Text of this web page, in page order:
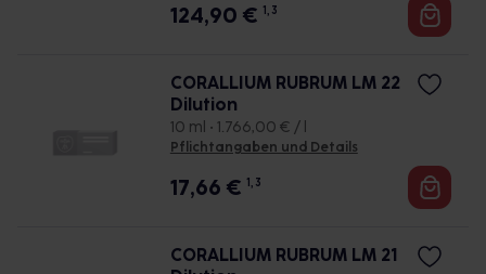
124,90 € 1, 3
CORALLIUM RUBRUM LM 22
Dilution
10 ml • 1.766,00 € / l
Pflichtangaben und Details
17,66 € 1, 3
CORALLIUM RUBRUM LM 21